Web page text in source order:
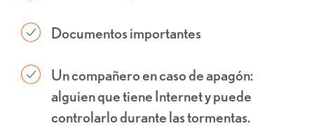
Documentos importantes
Un compañero en caso de apagón:
alguien que tiene Internet y puede
controlarlo durante las tormentas.